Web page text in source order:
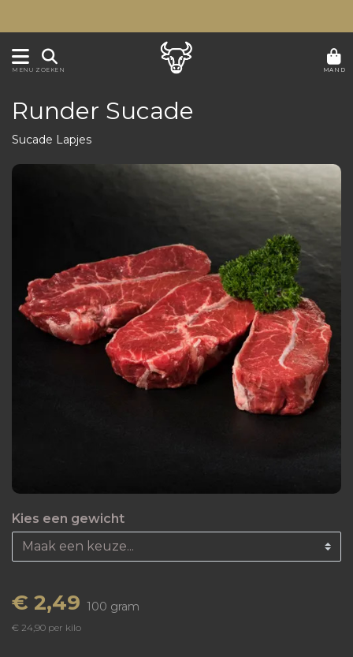
MENU ZOEKEN MAND
Runder Sucade
Sucade Lapjes
Kies een gewicht
€ 2,49 100 gram
€ 24,90 per kilo